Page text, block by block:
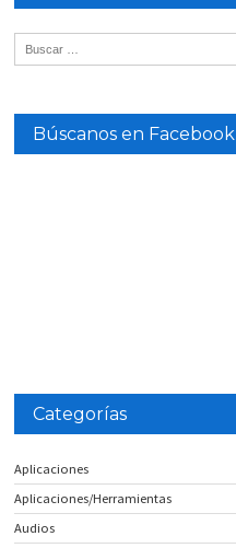
Búscanos en Facebook
Categorías
Aplicaciones
Aplicaciones/Herramientas
Audios